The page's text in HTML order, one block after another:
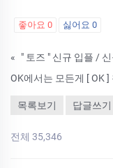
좋아요 0 싫어요 0
«
목록보기 답글쓰기
전체 35,346